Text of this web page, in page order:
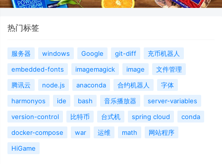
热门标签
服务器 windows Google git-diff
充币机器人
embedded-fonts
imagemagick image
文件管理
腾讯云
node.js anaconda 合约机器人
字体
harmonyos
ide bash 音乐播放器
server-variables
version-control
比特币 台式机 spring cloud
conda
docker-compose
war 运维 math
网站程序
HiGame